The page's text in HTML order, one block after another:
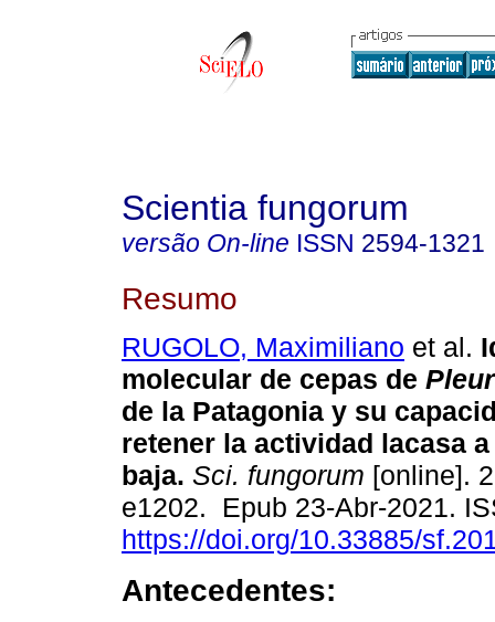
Scientia fungorum
versão On-line ISSN 2594-1321
Resumo
RUGOLO, Maximiliano et al.
molecular de cepas de
de la Patagonia y su
retener la actividad lacasa
baja. Sci. fungorum [online].
e1202. Epub 23-Abr-2021.
https://doi.org/10.33885/
Antecedentes: